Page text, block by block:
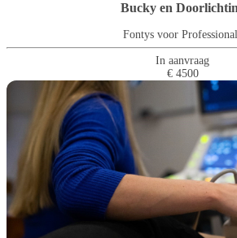
Bucky en
Fontys voor
In aanvraag
€ 4500